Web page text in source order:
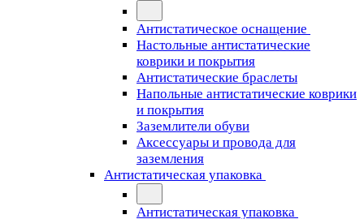
Антистатическое оснащение
Настольные антистатические
коврики и покрытия
Антистатические браслеты
Напольные антистатические коврики
и покрытия
Заземлители обуви
Аксессуары и провода для
заземления
Антистатическая упаковка
Антистатическая упаковка